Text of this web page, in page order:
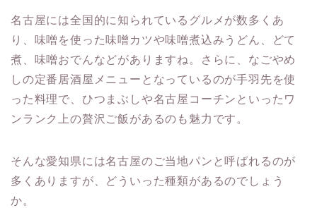
名古屋には全国的に知られているグルメが数多くあ
り、味噌を使った味噌カツや味噌煮込みうどん、どて
煮、味噌おでんなどがありますね。さらに、なごやめ
しの定番居酒屋メニューとなっているのが手羽先を使
った料理で、ひつまぶしや名古屋コーチンといったワ
ンランク上の贅沢ご飯があるのも魅力です。
そんな愛知県には名古屋のご当地パンと呼ばれるのが
多くありますが、どういった種類があるのでしょう
か。